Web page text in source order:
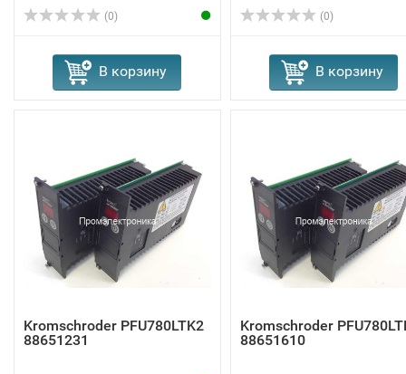
(0)
В корзину
(0)
В корзину
Kromschroder PFU780LTK2
88651231
Kromschroder
88651610